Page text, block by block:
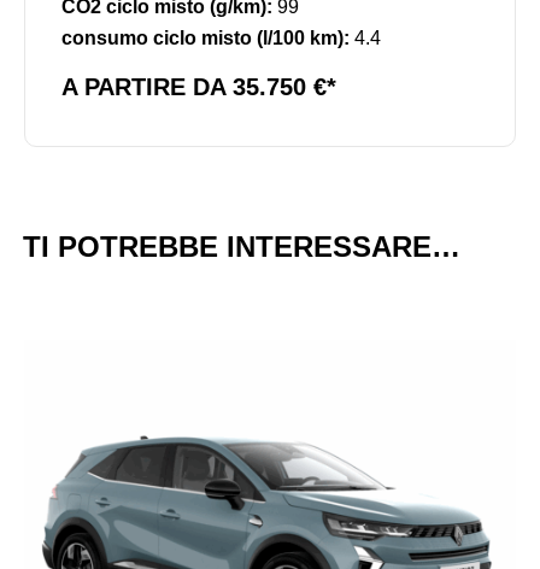
CO2 ciclo misto (g/km): 99
consumo ciclo misto (l/100 km): 4.4
A PARTIRE DA 35.750 €*
TI POTREBBE INTERESSARE…